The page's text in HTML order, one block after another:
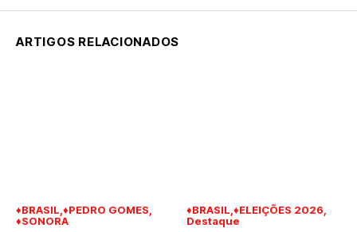
ARTIGOS RELACIONADOS
♦BRASIL ♦PEDRO GOMES
♦SONORA
♦BRASIL ♦ELEIÇÕES 2026
Destaque